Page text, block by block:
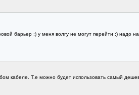
барьер :) у меня волгу не могут перейти :) надо
кабеле. Т.е можно будет использовать самый